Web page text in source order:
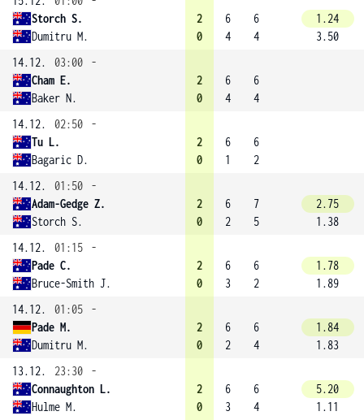
Storch S.
Dumitru M.
2
0
6
4
6
4
1.24
3.50
14.12.
03:00
-
Cham E.
Baker N.
2
0
6
4
6
4
14.12.
02:50
-
Tu L.
Bagaric D.
2
0
6
1
6
2
14.12.
01:50
-
Adam-Gedge Z.
Storch S.
2
0
6
2
7
5
2.75
1.38
14.12.
01:15
-
Pade C.
Bruce-Smith J.
2
0
6
3
6
2
1.78
1.89
14.12.
01:05
-
Pade M.
Dumitru M.
2
0
6
2
6
4
1.84
1.83
13.12.
23:30
-
Connaughton L.
Hulme M.
2
0
6
3
6
4
5.20
1.11